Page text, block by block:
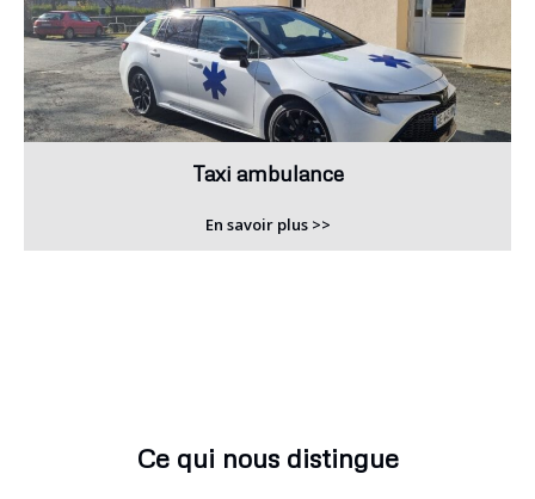
Taxi ambulance
En savoir plus >>
Ce qui nous distingue